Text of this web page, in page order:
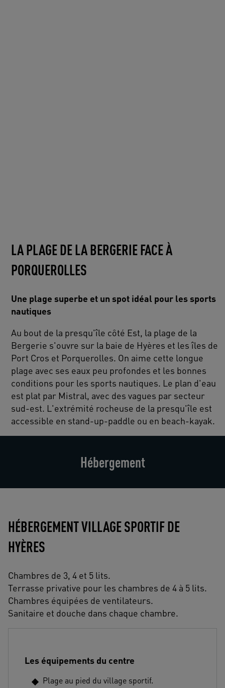
LA PLAGE DE LA BERGERIE FACE À
PORQUEROLLES
Une plage superbe et un spot idéal pour les sports
nautiques
Au bout de la presqu'île côté Est, la plage de la
Bergerie s'ouvre sur la baie de Hyères et les îles de
Port Cros et Porquerolles. On aime cette longue
plage avec ses eaux peu profondes et les bonnes
conditions pour les sports nautiques. Le plan d'eau
est plat par Mistral, avec des vagues par secteur
sud-est. L'extrémité rocheuse de la presqu'île est
accessible en stand-up-paddle ou en beach-kayak.
Hébergement
HÉBERGEMENT VILLAGE SPORTIF DE
HYÈRES
Chambres de 3, 4 et 5 lits.
Terrasse privative pour les chambres de 4 à 5 lits.
Chambres équipées de ventilateurs.
Sanitaire et douche dans chaque chambre.
Les équipements du centre
Plage au pied du village sportif.